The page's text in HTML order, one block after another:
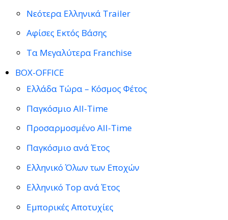
Νεότερα Ελληνικά Trailer
Αφίσες Εκτός Βάσης
Τα Μεγαλύτερα Franchise
BOX-OFFICE
Ελλάδα Τώρα – Κόσμος Φέτος
Παγκόσμιο All-Time
Προσαρμοσμένο All-Time
Παγκόσμιο ανά Έτος
Ελληνικό Όλων των Εποχών
Ελληνικό Top ανά Έτος
Εμπορικές Αποτυχίες